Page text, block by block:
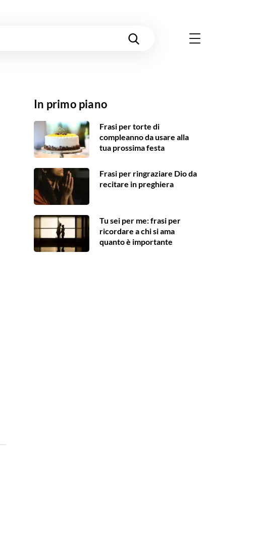
In primo piano
Frasi per torte di
compleanno da usare alla
tua prossima festa
Frasi per ringraziare Dio da
recitare in preghiera
Tu sei per me: frasi per
ricordare a chi si ama
quanto è importante